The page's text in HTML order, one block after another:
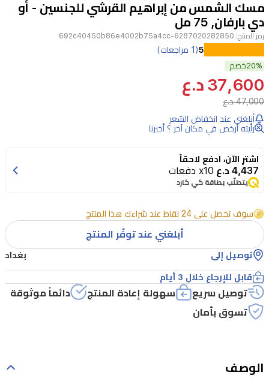
1
مسك الشمس من إبراهيم القرشي للجنسين - أو
دي بارفان, 75 مل
رمز المنتج: 6287020282850-692c40450b86e4002b75a4cc
حكاية
الغروب
من
إبراهيم
عطر
للجنسين
على
مزيج
شرقي
خشبي.
يفتتح
بنفحات
القرفة
البرتقال
5(1 مراجعات)
20%خصم
37,600 د.ع
47,000 د.ع
أبلغني عند انخفاض السّعر
رأيته أرخص في مكان آخر ؟ أخبرنا
اشترِ الآن، ادفع لاحقاً
4,437 د.ع x10 دفعات
يتطلّب بطاقة كي كارد
سوف تحصل على 24 نقاط عند شراءك هذا المنتج
أبلغني عند توفّر المنتج
توصيل إلى بغداد
قابل للإرجاع خلال 3 أيام
توصيل سريع سهولة إعادة المنتج
دائماً موثوقة
تسوق بأمان
الوصف